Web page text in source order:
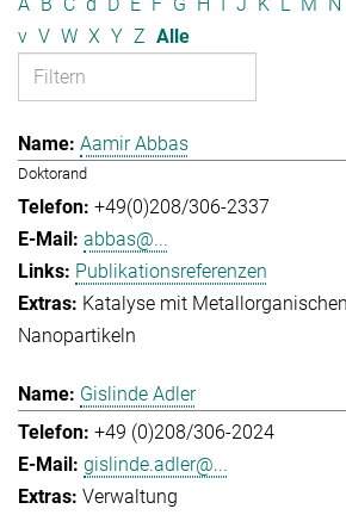
v V W X Y Z Alle
Aamir Abbas
Doktorand
+49(0)208/306-2337
abbas@...
Publikationsreferenzen
Katalyse mit
Nanopartikeln
Gislinde Adler
+49 (0)208/306-2024
gislinde.adler@...
Verwaltung